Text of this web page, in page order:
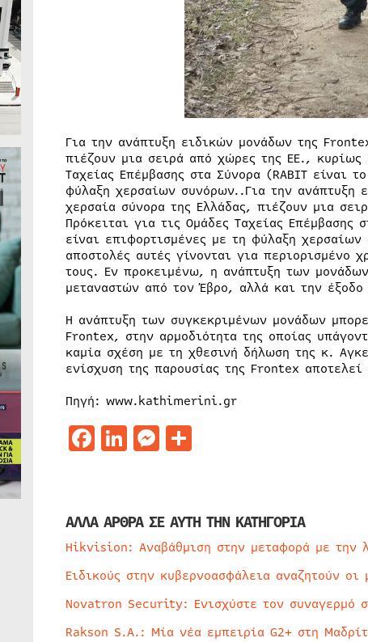
Για την ανάπτυξη ειδικών μονάδων της
πιέζουν μια σειρά από χώρες της ΕΕ., κυρίως
Ταχείας Επέμβασης στα Σύνορα (RABIT είναι
φύλαξη χερσαίων συνόρων..Για την ανάπτυξη
χερσαία σύνορα της Ελλάδας, πιέζουν μια
Πρόκειται για τις Ομάδες Ταχείας Επέμβασης
είναι επιφορτισμένες με τη φύλαξη
αποστολές αυτές γίνονται για περιορισμένο
τους. Εν προκειμένω, η ανάπτυξη των
μεταναστών από τον Έβρο, αλλά και την
Η ανάπτυξη των συγκεκριμένων μονάδων
Frontex, στην αρμοδιότητα της οποίας
καμία σχέση με τη χθεσινή δήλωση της κ.
ενίσχυση της παρουσίας της Frontex
Πηγή: www.kathimerini.gr
Facebook
LinkedIn
Messenger
Μοιραστείτε
ΑΛΛΑ ΑΡΘΡΑ ΣΕ ΑΥΤΗ ΤΗΝ ΚΑΤΗΓΟΡΙΑ
Hikvision: Αναβάθμιση στην μεταφορά με
Ειδικούς στην κυβερνοασφάλεια αναζητούν οι
Novatron Security: Ενισχύστε τον συναγερμό
Rakson S.A.: Μία νέα εμπειρία G2+ στη